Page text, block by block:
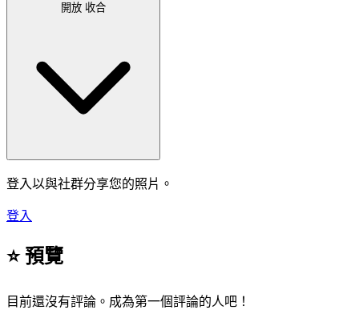
開放 收合
登入以與社群分享您的照片。
登入
⭐ 預覽
目前還沒有評論。成為第一個評論的人吧！